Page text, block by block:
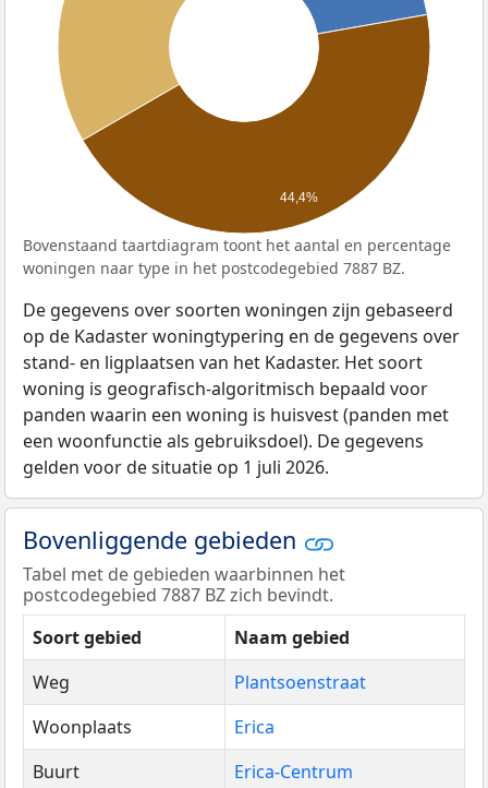
44,4%
Bovenstaand taartdiagram toont het aantal en percentage
woningen naar type in het postcodegebied 7887 BZ.
De gegevens over soorten woningen zijn gebaseerd
op de Kadaster woningtypering en de gegevens over
stand- en ligplaatsen van het Kadaster. Het soort
woning is geografisch-algoritmisch bepaald voor
panden waarin een woning is huisvest (panden met
een woonfunctie als gebruiksdoel). De gegevens
gelden voor de situatie op 1 juli 2026.
Bovenliggende gebieden
Tabel met de gebieden waarbinnen het
postcodegebied 7887 BZ zich bevindt.
Soort gebied
Naam gebied
Weg
Plantsoenstraat
Woonplaats
Erica
Buurt
Erica-Centrum